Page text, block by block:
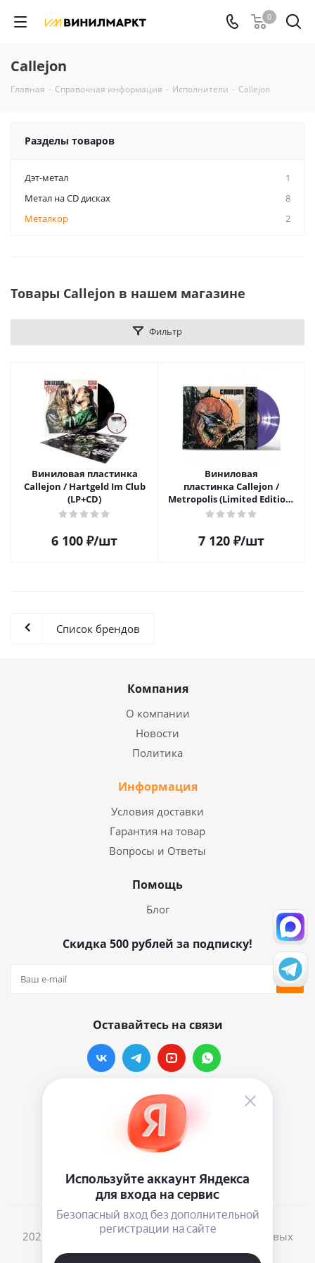
0
Callejon
Главная - Справочная информация - Исполнители - Callejon
Разделы товаров
Дэт-метал
1
Метал на CD дисках
8
Металкор
2
Товары Callejon в нашем магазине
Фильтр
Виниловая пластинка
Callejon / Hartgeld Im Club
(LP+CD)
6 100 ₽/шт
Виниловая
пластинка Callejon /
Metropolis (Limited Edition)
(Coloured Vinyl)(LP)
7 120 ₽/шт
Список брендов
Компания
О компании
Новости
Политика
Информация
Условия доставки
Гарантия на товар
Вопросы и Ответы
Помощь
Блог
Скидка 500 рублей за подписку!
Оставайтесь на связи
Наши контакты
info@vinylmarkt.ru
2026 © Винилмаркт - интернет-магазин виниловых
пластинок